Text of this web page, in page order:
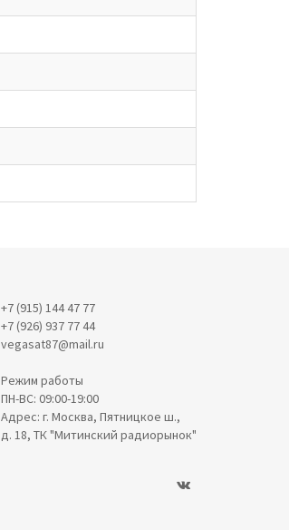
+7 (915) 144 47 77
+7 (926) 937 77 44
vegasat87@mail.ru
Режим работы
ПН-ВС: 09:00-19:00
Адрес: г. Москва, Пятницкое ш.,
д. 18, ТК "Митинский радиорынок"